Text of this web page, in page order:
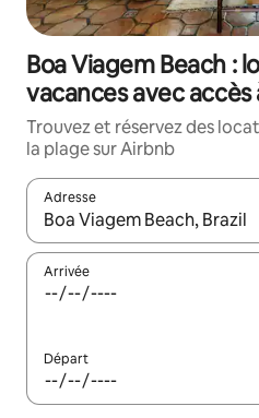
Boa Viagem Beach :
vacances avec accès
Trouvez et réservez des
la plage sur Airbnb
Adresse
Lorsque les résultats
Arrivée
Départ